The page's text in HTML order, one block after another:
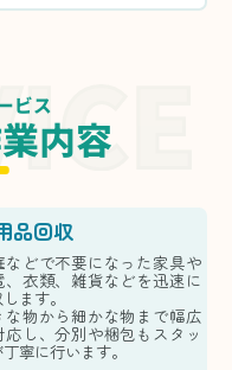
ビス
内容
品回収
などで不要になった家具や
、衣類、雑貨などを迅速に
ます。
な物から細かな物まで幅広
応し、分別や梱包もスタッ
丁寧に行います。